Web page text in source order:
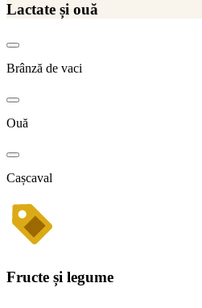
Lactate și ouă
Brânză de vaci
Ouă
Cașcaval
Fructe și legume